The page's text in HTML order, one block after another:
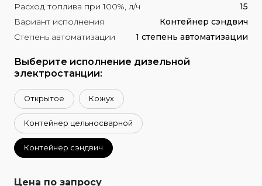
Расход топлива при 100%, л/ч
15
Вариант исполнения
Контейнер сэндвич
Степень автоматизации
1 степень автоматизации
Выберите исполнение дизельной
электростанции:
Открытое Кожух
Контейнер цельносварной
Контейнер сэндвич
Цена по запросу